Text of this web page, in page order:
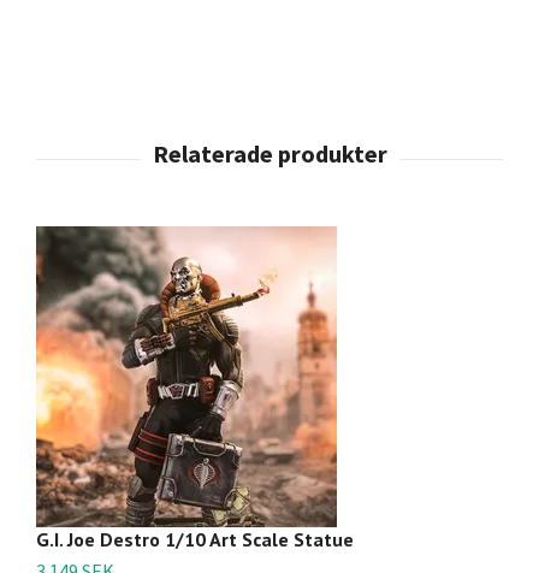
G.I. Joe Destro 1/10 Art Scale Statue